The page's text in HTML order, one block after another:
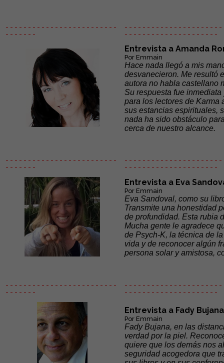
- - - - - - - - - - - - - - - - - - - - - - - - -
- - - - - - -
- - - - - - - - - - - - - - - - - - - - -
- - - - - - - - - - - - - - - - - - - - -
Entrevista a Amanda
Por Emmain
Hace nada llegó a mis
desvanecieron. Me resultó
autora no habla castellano
Su respuesta fue
para los lectores de Karma
sus estancias espirituales,
nada ha sido obstáculo
cerca de nuestro alcance.
- - - - - - - - - - - - - - - - - - - - - - - - -
- - - - - - -
- - - - - - - - - - - - - - - - - - - - -
- - - - - - - - - - - - - - - - - - - - -
Entrevista a Eva
Por Emmain
Eva Sandoval, como su
Transmite una honestidad
de profundidad. Esta rubia
Mucha gente le agradece
de Psych-K, la técnica de
vida y de reconocer algún
persona solar y amistosa,
- - - - - - - - - - - - - - - - - - - - - - - - -
- - - - - - -
- - - - - - - - - - - - - - - - - - - - -
- - - - - - - - - - - - - - - - - - - - -
Entrevista a Fady Bujana
Por Emmain
Fady Bujana, en las
verdad por la piel.
quiere que los demás nos
seguridad acogedora que